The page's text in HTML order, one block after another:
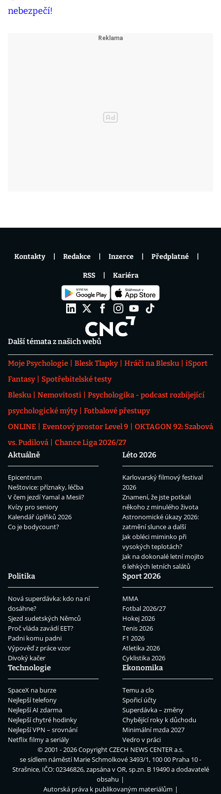
Další témata z našich webů
Moje Psychologie Blesk Tlapky Hráči na Blesku
iSport
Fantasy
Spotřebitelské testy
Blesku
Nemovitosti
Psychologika - podcast rozbíjející
psychologické mýty
Fotbalové přestupy
ONLINE
Eventový prostor Level 9
OKTAGON 92: Szabová
vs. Pudilová
Chance Liga 2026/27
Aktuálně
Epicentrum
Neštovice: příznaky, léčba
V čem jezdí Yamal a Mesii?
Kvízy pro seniory
Kalendář úplňků 2026
Co je bodycount?
Léto 2026
Karlovarský filmový festival
2026
Znamení, že jste potkali
někoho z minulého života
Astronomické úkazy 2026:
zatmění slunce a další
Jak obléci miminko při
vysokých teplotách?
Jak na dokonalé letní mojito
6 lehkých letních salátů
Politika
Nová superdávka: kdo na ní
dosáhne?
Sjezd sudetských Němců
Proč vláda zavádí EET?
Padni komu padni
Výpověď z práce vzor
Divoký kačer
Sport 2026
MMA
Fotbal 2026/27
Hokej 2026
Tenis 2026
F1 2026
Atletika 2026
Cyklistika 2026
Technologie
SpaceX na burze
Nejlepší telefony
Nejlepší AI zdarma
Nejlepší chytré hodinky
Nejlepší VPN – srovnání
Netflix filmy a seriály
Ekonomika
Temu a clo
Spořicí účty
Superdávka – změny
Chybějící roky k důchodu
Minimální mzda 2027
Vedro v práci
Kontakty Redakce Inzerce Předplatné
RSS Kariéra
© 2001 - 2026 CopyrightCZECH NEWS CENTER a.s.
se sídlem náměstí Marie Schmolkové 3493/1, 100 00 Praha 10 -
Strašnice, IČO: 02346826, zapsána v OR, sp.zn. B 19490 a dodavatelé
obsahu
Autorská práva k publikovaným materiálům